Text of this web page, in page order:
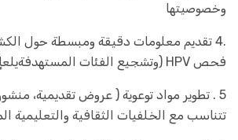
وخصوصیتها
.4 تقدیم معلومات دقیقة ومبسطة حول
فحص HPV (وتشجیع الفئات المستهدفةیلعإجرائها
5 . تطویر مواد توعویة ( عروض تقدیمیة،
تتناسب مع الخلفیات الثقافیة والتعلیمیة